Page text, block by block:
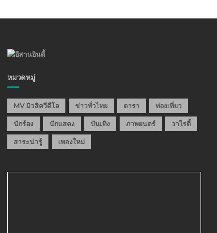
หมวดหมู่
MV มิวสิควีดีโอ ข่าวทั่วไทย ดารา ท่องเที่ยว
นักร้อง นักแสดง บันเทิง ภาพยนตร์ วาไรตี้
สาระน่ารู้ เพลงใหม่